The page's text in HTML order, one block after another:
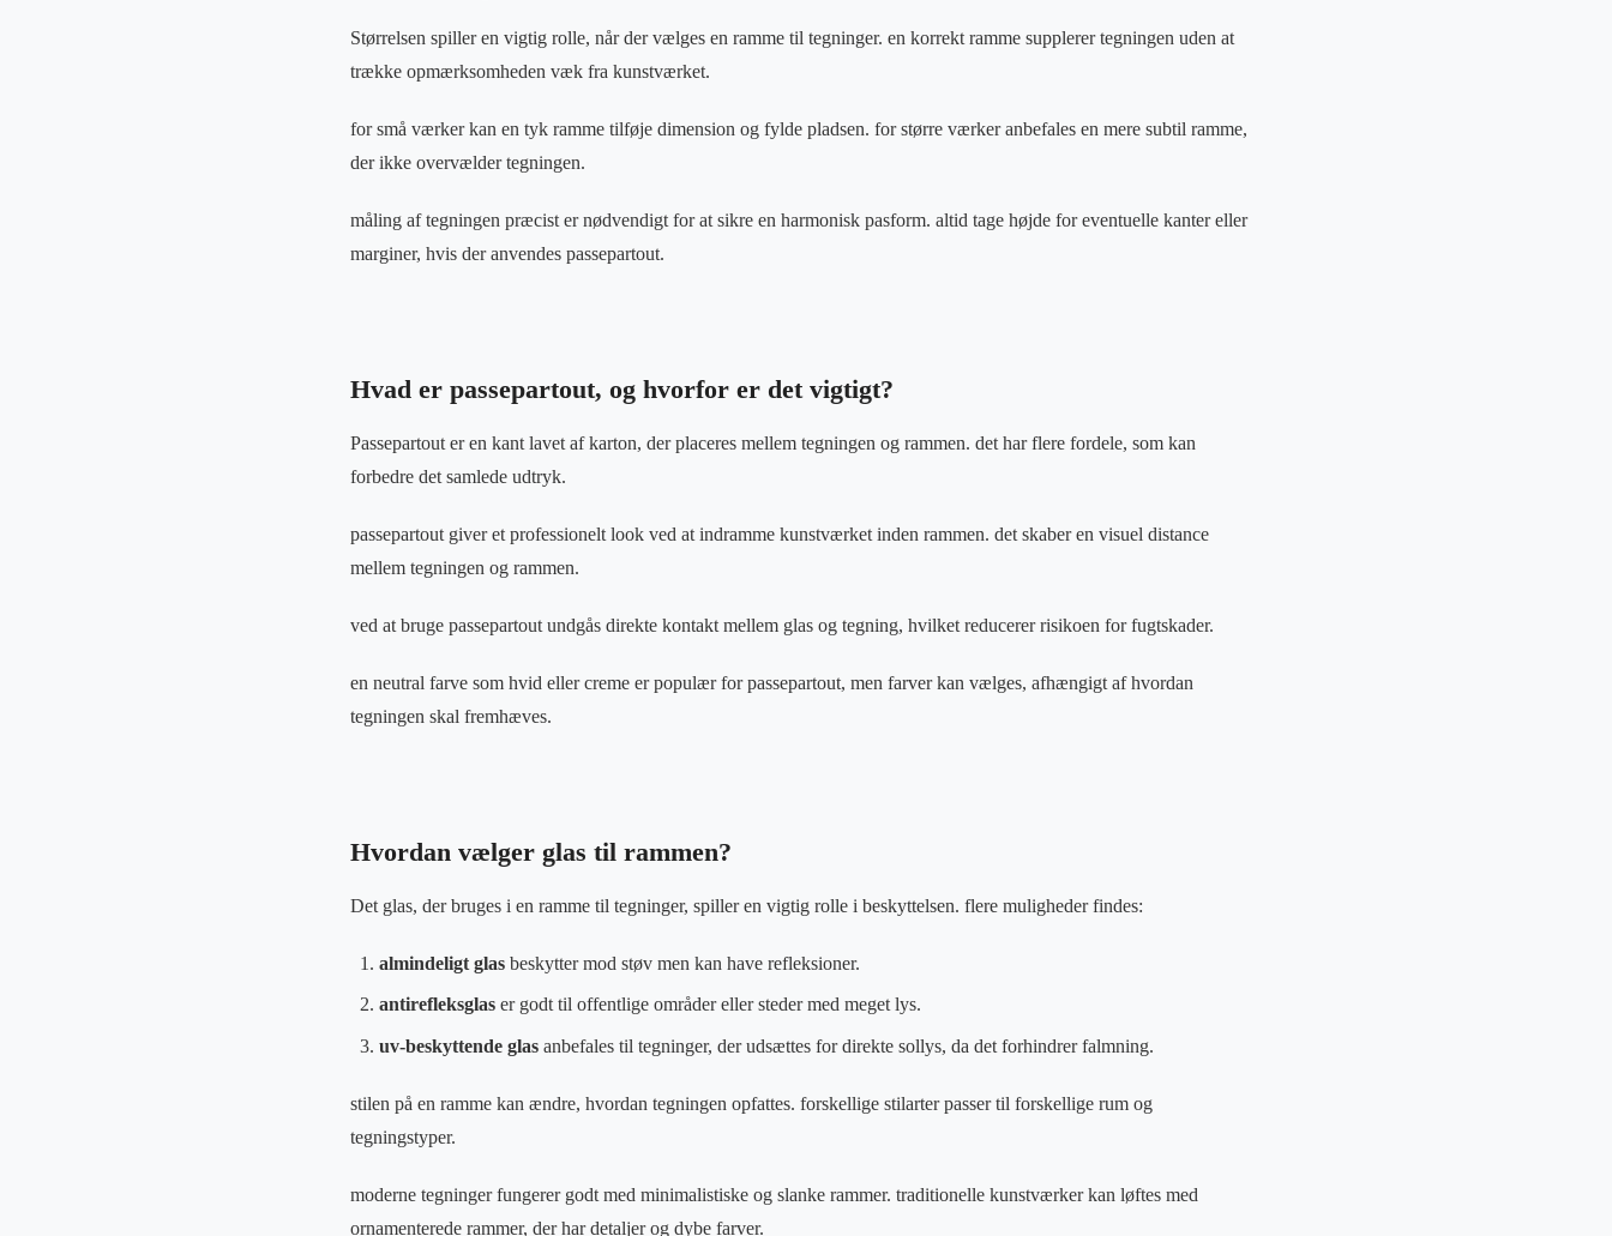
Størrelsen spiller en vigtig rolle, når der vælges en ramme til tegninger. en korrekt ramme supplerer tegningen uden at
trække opmærksomheden væk fra kunstværket.
for små værker kan en tyk ramme tilføje dimension og fylde pladsen. for større værker anbefales en mere subtil ramme,
der ikke overvælder tegningen.
måling af tegningen præcist er nødvendigt for at sikre en harmonisk pasform. altid tage højde for eventuelle kanter eller
marginer, hvis der anvendes passepartout.
Hvad er passepartout, og hvorfor er det vigtigt?
Passepartout er en kant lavet af karton, der placeres mellem tegningen og rammen. det har flere fordele, som kan
forbedre det samlede udtryk.
passepartout giver et professionelt look ved at indramme kunstværket inden rammen. det skaber en visuel distance
mellem tegningen og rammen.
ved at bruge passepartout undgås direkte kontakt mellem glas og tegning, hvilket reducerer risikoen for fugtskader.
en neutral farve som hvid eller creme er populær for passepartout, men farver kan vælges, afhængigt af hvordan
tegningen skal fremhæves.
Hvordan vælger glas til rammen?
Det glas, der bruges i en ramme til tegninger, spiller en vigtig rolle i beskyttelsen. flere muligheder findes:
almindeligt glas beskytter mod støv men kan have refleksioner.
antirefleksglas er godt til offentlige områder eller steder med meget lys.
uv-beskyttende glas anbefales til tegninger, der udsættes for direkte sollys, da det forhindrer falmning.
stilen på en ramme kan ændre, hvordan tegningen opfattes. forskellige stilarter passer til forskellige rum og
tegningstyper.
moderne tegninger fungerer godt med minimalistiske og slanke rammer. traditionelle kunstværker kan løftes med
ornamenterede rammer, der har detaljer og dybe farver.